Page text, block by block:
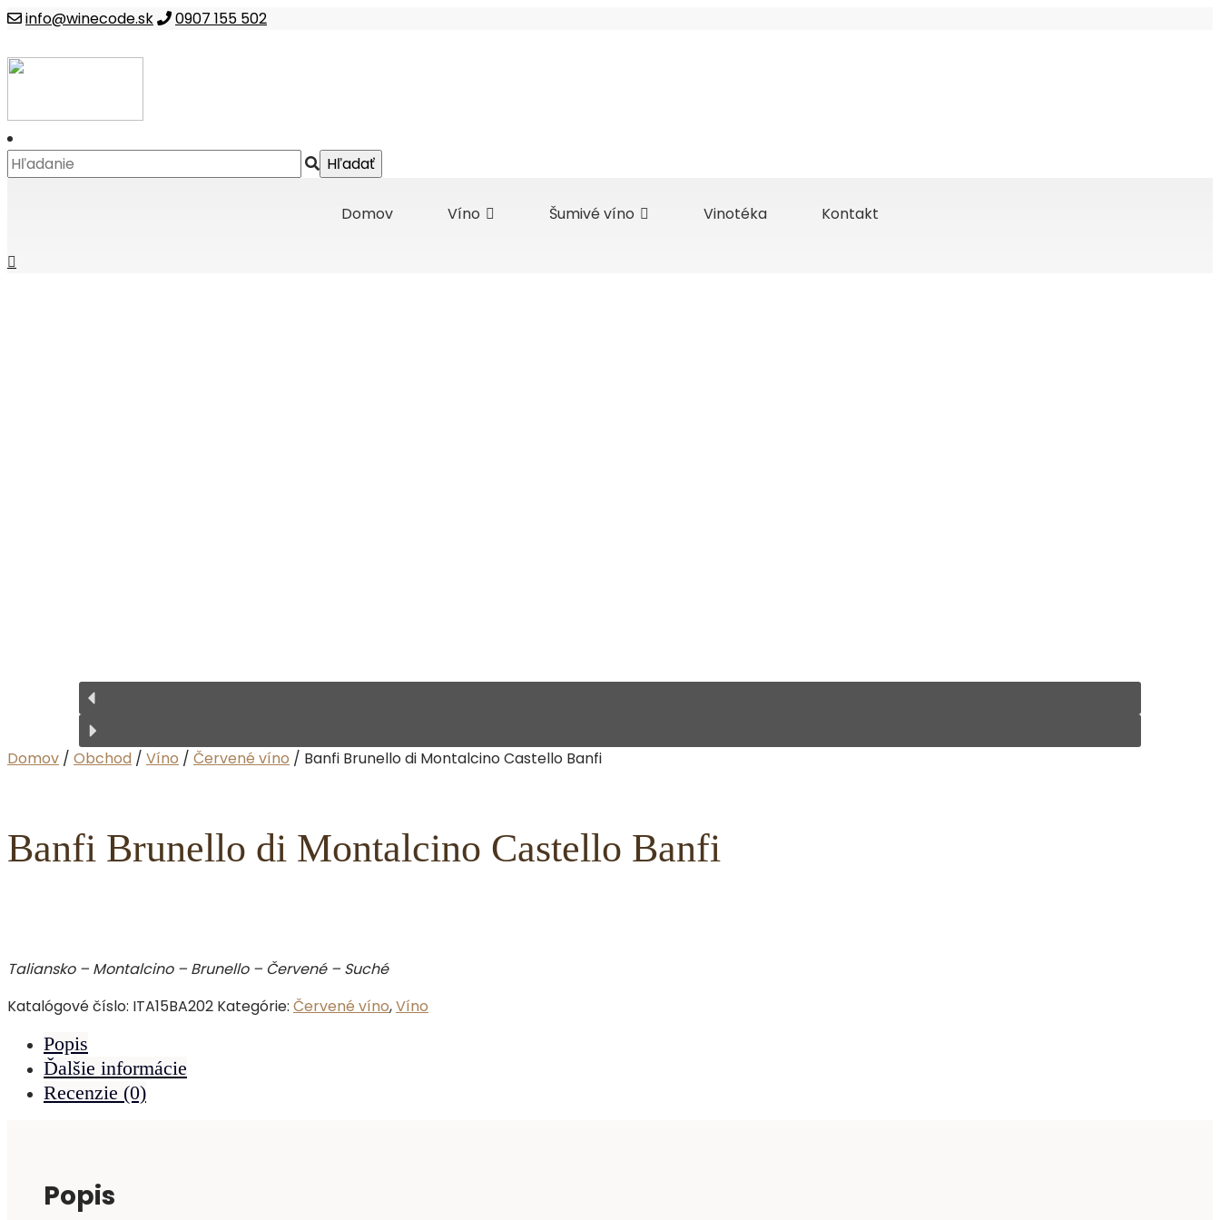
info@winecode.sk 0907 155 502
Domov Víno Šumivé víno Vinotéka Kontakt
Domov / Obchod / Víno / Červené víno / Banfi Brunello di Montalcino Castello Banfi
Banfi Brunello di Montalcino Castello Banfi
Taliansko – Montalcino – Brunello – Červené – Suché
Katalógové číslo: ITA15BA202 Kategórie: Červené víno,Víno
Popis
Ďalšie informácie
Recenzie (0)
Popis